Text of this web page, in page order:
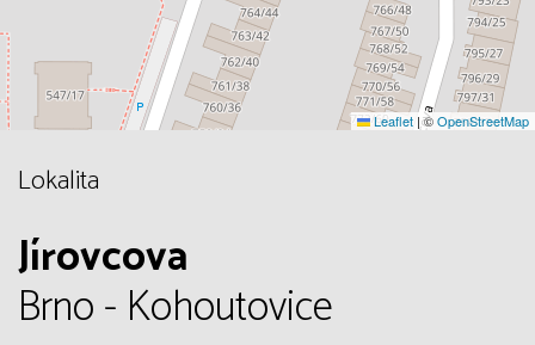
Leaflet |©OpenStreetMap
Lokalita
Jírovcova
Brno - Kohoutovice